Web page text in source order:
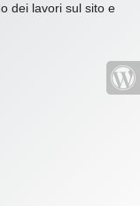
dei lavori sul sito e